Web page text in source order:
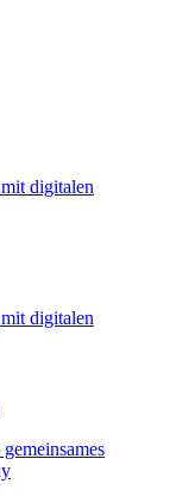
digitalen
digitalen